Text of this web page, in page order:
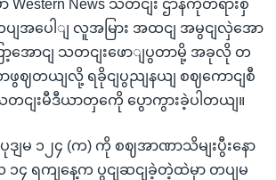
မှာ Western News သတငျး ဌာနကိုတရားစှဲ
ျအပေါျ လူအမြား အထငျ အမွငျလှဲအော
ာ့အောငျ သတငျးဖောျပွတာမို့ အခုလို တ
ဖွဈတယျလို့ ရခိုငျပွညျနယျ စဈကောငျစီ
ငျးမီဒီယာတှကေို ပွောကွားခဲ့ပါတယျ။
ျမ ၁၂၄ (က) ကို စဈအာဏာသိမျးပွီးနော
၁၄ ရကျနေ့က ပွငျဆငျခဲ့တဲ့ထဲမှာ တပျမ